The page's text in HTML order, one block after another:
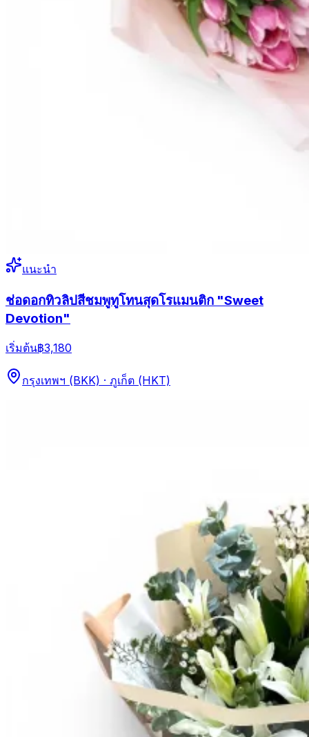
แนะนำ
ช่อดอกทิวลิปสีชมพูทูโทนสุดโรแมนติก "Sweet
Devotion"
เริ่มต้น฿3,180
กรุงเทพฯ (BKK) · ภูเก็ต (HKT)